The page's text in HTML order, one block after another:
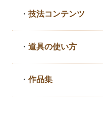
・技法コンテンツ
・道具の使い方
・作品集